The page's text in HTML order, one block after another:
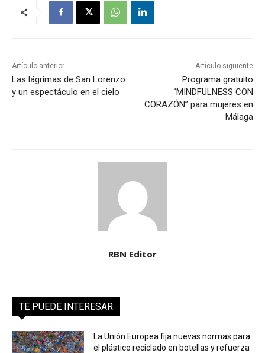
Artículo anterior
Las lágrimas de San Lorenzo
y un espectáculo en el cielo
Artículo siguiente
Programa gratuito
“MINDFULNESS CON
CORAZÓN” para mujeres en
Málaga
RBN Editor
TE PUEDE INTERESAR
La Unión Europea fija nuevas normas para
el plástico reciclado en botellas y refuerza